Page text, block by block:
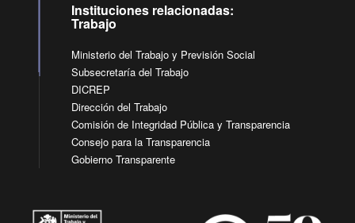
Instituciones relacionadas:
Trabajo
Ministerio del Trabajo y Previsión Social
Subsecretaría del Trabajo
DICREP
Dirección del Trabajo
Comisión de Integridad Pública y Transparencia
Consejo para la Transparencia
Gobierno Transparente